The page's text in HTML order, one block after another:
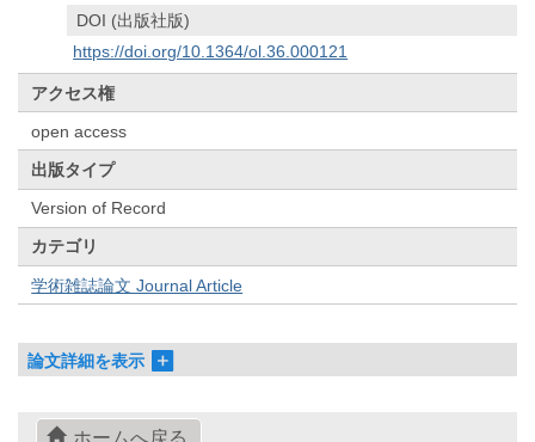
DOI (出版社版)
https://doi.org/10.1364/ol.36.000121
アクセス権
open access
出版タイプ
Version of Record
カテゴリ
学術雑誌論文 Journal Article
論文詳細を表示
ホームへ戻る